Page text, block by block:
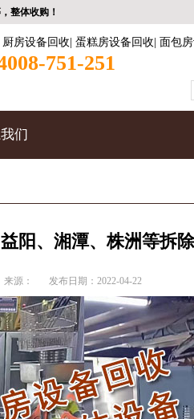
整体收购！
厨房设备回收 蛋糕房设备回收 面包
751-251
们
阳、湘潭、株洲等拆
来源： 发布日期：2022-04-22